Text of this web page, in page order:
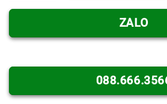
ZALO